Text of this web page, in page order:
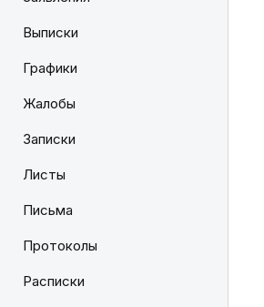
Выписки
Графики
Жалобы
Записки
Листы
Письма
Протоколы
Расписки